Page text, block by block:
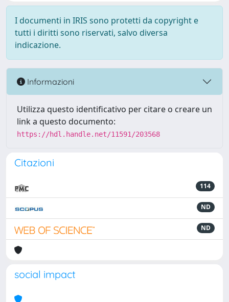
I documenti in IRIS sono protetti da copyright e
tutti i diritti sono riservati, salvo diversa
indicazione.
Informazioni
Utilizza questo identificativo per citare o creare un
link a questo documento:
https://hdl.handle.net/11591/203568
Citazioni
114
ND
ND
social impact